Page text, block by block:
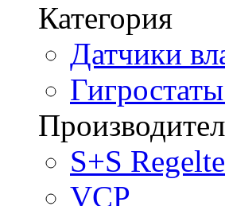
Категория
Датчики
S+S
VCP